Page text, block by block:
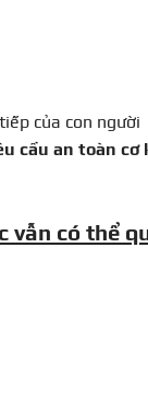
của con người
cầu an toàn
vẫn có thể